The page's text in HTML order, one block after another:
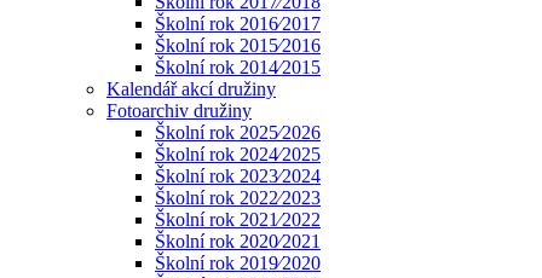
Školní rok 2016⁄2017
Školní rok 2015⁄2016
Školní rok 2014⁄2015
Kalendář akcí družiny
Fotoarchiv družiny
Školní rok 2025⁄2026
Školní rok 2024⁄2025
Školní rok 2023⁄2024
Školní rok 2022⁄2023
Školní rok 2021⁄2022
Školní rok 2020⁄2021
Školní rok 2019⁄2020